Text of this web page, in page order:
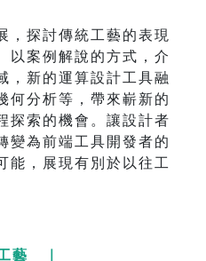
，探討傳統工藝的表現
以案例解說的方式，介
，新的運算設計工具融
何分析等，帶來嶄新的
探索的機會。讓設計者
變為前端工具開發者的
能，展現有別於以往工
藝 ｜